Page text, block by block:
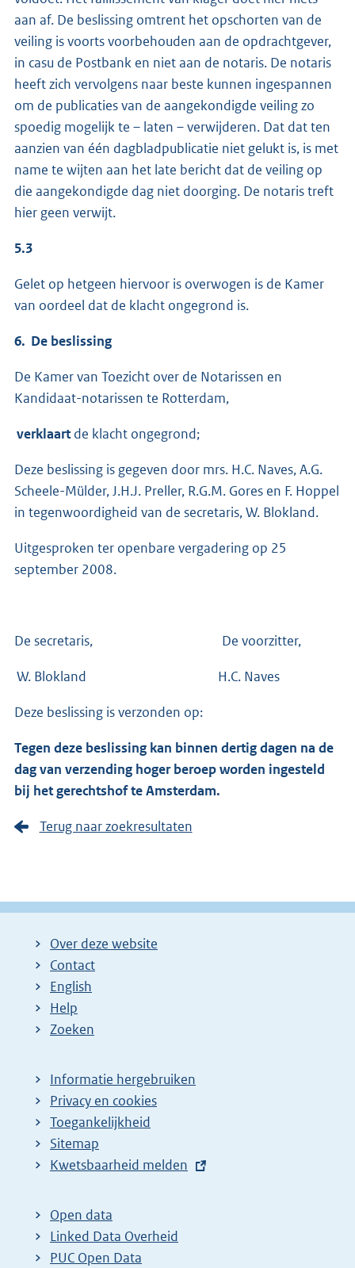
aan af. De beslissing omtrent het opschorten van de
veiling is voorts voorbehouden aan de opdrachtgever,
in casu de Postbank en niet aan de notaris. De notaris
heeft zich vervolgens naar beste kunnen ingespannen
om de publicaties van de aangekondigde veiling zo
spoedig mogelijk te – laten – verwijderen. Dat dat ten
aanzien van één dagbladpublicatie niet gelukt is, is met
name te wijten aan het late bericht dat de veiling op
die aangekondigde dag niet doorging. De notaris treft
hier geen verwijt.
5.3
Gelet op hetgeen hiervoor is overwogen is de Kamer
van oordeel dat de klacht ongegrond is.
6. De beslissing
De Kamer van Toezicht over de Notarissen en
Kandidaat-nota­ris­sen te Rotterdam,
verklaartde klacht ongegrond;
Deze beslissing is gegeven door mrs. H.C. Naves, A.G.
Scheele-Mülder, J.H.J. Preller, R.G.M. Gores en F. Hoppel
in tegenwoor­digheid van de secretaris, W. Blokland.
Uitgesproken ter openbare vergadering op 25
september 2008.
De secretaris, De voorzitter,
W. Blokland H.C. Naves
Deze beslissing is verzonden op:
Tegen deze beslissing kan binnen dertig dagen na de
dag van verzending hoger beroep worden ingesteld
bij het gerechtshof te Amsterdam.
Terug naar zoekresultaten
Over deze website
Contact
English
Help
Zoeken
Informatie hergebruiken
Privacy en cookies
Toegankelijkheid
Sitemap
E
t
e
r
Kwetsbaarheid melden
Open data
Linked Data Overheid
PUC Open Data